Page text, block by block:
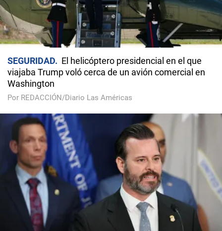
SEGURIDAD
El helicóptero presidencial en el que
viajaba Trump voló cerca de un avión comercial en
Washington
Por REDACCIÓN/Diario Las Américas